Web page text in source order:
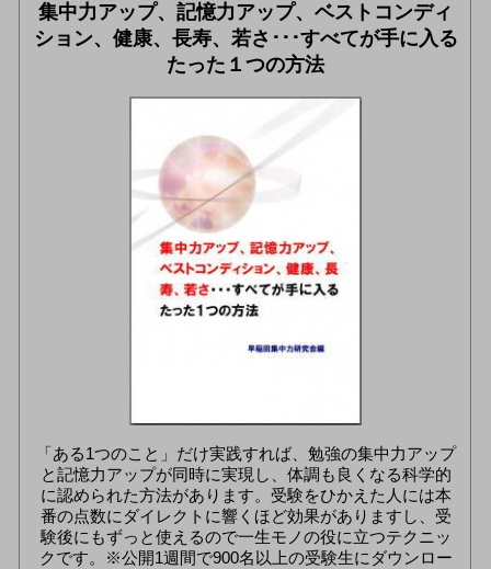
集中力アップ、記憶力アップ、ベストコンディ
ション、健康、長寿、若さ･･･すべてが手に入る
たった１つの方法
「ある1つのこと」だけ実践すれば、勉強の集中力アップ
と記憶力アップが同時に実現し、体調も良くなる科学的
に認められた方法があります。受験をひかえた人には本
番の点数にダイレクトに響くほど効果がありますし、受
験後にもずっと使えるので一生モノの役に立つテクニッ
クです。※公開1週間で900名以上の受験生にダウンロー